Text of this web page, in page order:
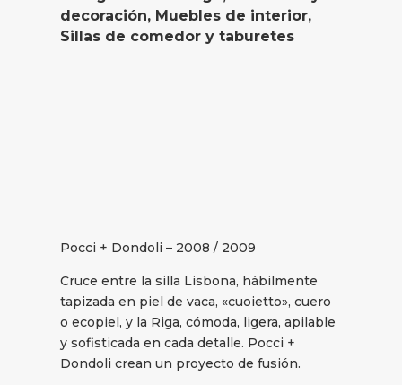
decoración, Muebles de interior,
Sillas de comedor y taburetes
Pocci + Dondoli – 2008 / 2009
Cruce entre la silla Lisbona, hábilmente
tapizada en piel de vaca, «cuoietto», cuero
o ecopiel, y la Riga, cómoda, ligera, apilable
y sofisticada en cada detalle. Pocci +
Dondoli crean un proyecto de fusión.